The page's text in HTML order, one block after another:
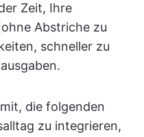
Zeit, Ihre
Abstriche zu
schneller zu
die folgenden
zu integrieren,